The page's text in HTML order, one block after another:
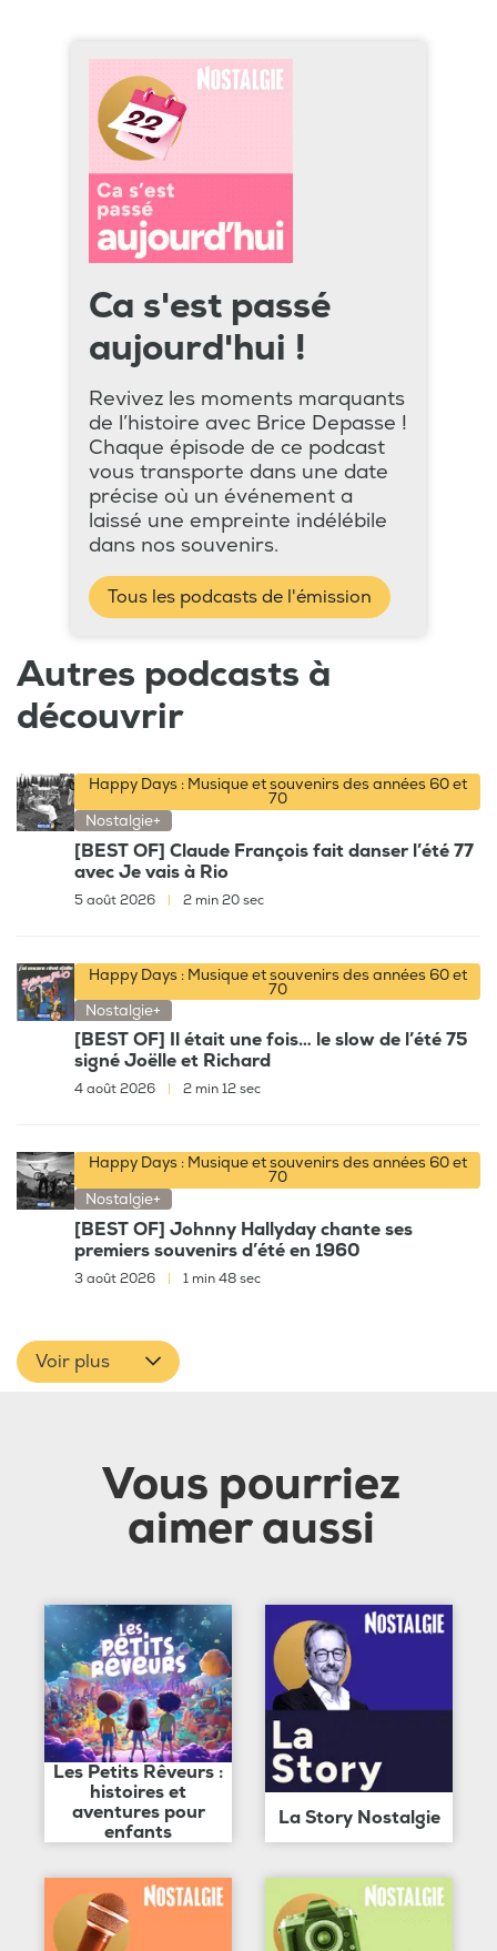
Ca s'est passé
aujourd'hui !
Revivez les moments marquants
de l’histoire avec Brice Depasse !
Chaque épisode de ce podcast
vous transporte dans une date
précise où un événement a
laissé une empreinte indélébile
dans nos souvenirs.
Tous les podcasts de l'émission
Autres podcasts à
découvrir
Happy Days : Musique et souvenirs des années 60 et
70
Nostalgie+
[BEST OF] Claude François fait danser l’été 77
avec Je vais à Rio
5 août 2026 2 min 20 sec
Happy Days : Musique et souvenirs des années 60 et
70
Nostalgie+
[BEST OF] Il était une fois… le slow de l’été 75
signé Joëlle et Richard
4 août 2026 2 min 12 sec
Happy Days : Musique et souvenirs des années 60 et
70
Nostalgie+
[BEST OF] Johnny Hallyday chante ses
premiers souvenirs d’été en 1960
3 août 2026 1 min 48 sec
Voir plus
Vous pourriez
aimer aussi
Les Petits Rêveurs :
histoires et
aventures pour
enfants
La Story Nostalgie